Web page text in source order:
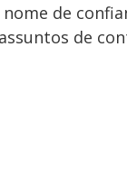
de
de